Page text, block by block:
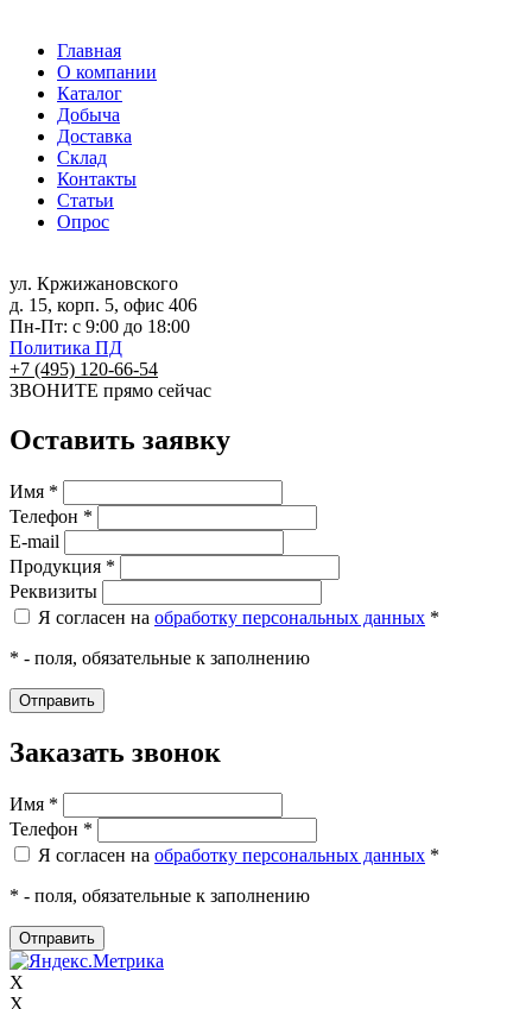
Главная
О компании
Каталог
Добыча
Доставка
Склад
Контакты
Статьи
Опрос
ул. Кржижановского
д. 15, корп. 5, офис 406
Пн-Пт: с 9:00 до 18:00
Политика ПД
+7 (495) 120-66-54
ЗВОНИТЕ прямо сейчас
Оставить заявку
Имя *
Телефон *
E-mail
Продукция *
Реквизиты
Я согласен на обработку персональных данных *
* - поля, обязательные к заполнению
Заказать звонок
Имя *
Телефон *
Я согласен на обработку персональных данных *
* - поля, обязательные к заполнению
X
X